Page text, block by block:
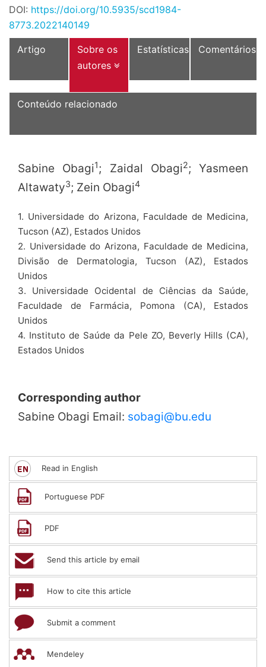
DOI: https://doi.org/10.5935/scd1984-
8773.2022140149
Artigo
Sobre os
autores
Estatísticas Comentários
Conteúdo relacionado
Sabine Obagi1; Zaidal Obagi2; Yasmeen
Altawaty3; Zein Obagi4
1. Universidade do Arizona, Faculdade de Medicina,
Tucson (AZ), Estados Unidos
2. Universidade do Arizona, Faculdade de Medicina,
Divisão de Dermatologia, Tucson (AZ), Estados
Unidos
3. Universidade Ocidental de Ciências da Saúde,
Faculdade de Farmácia, Pomona (CA), Estados
Unidos
4. Instituto de Saúde da Pele ZO, Beverly Hills (CA),
Estados Unidos
Corresponding author
Sabine Obagi Email: sobagi@bu.edu
Read in English
Portuguese PDF
PDF
Send this article by email
How to cite this article
Submit a comment
Mendeley